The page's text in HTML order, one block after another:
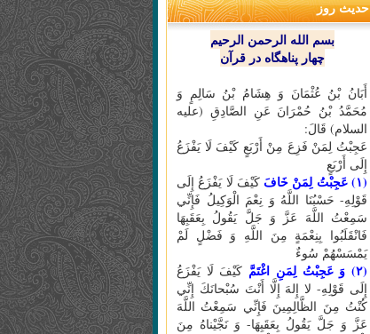
حدیث روز
بسم الله الرحمن الرحیم
چهار پناهگاه در قرآن
أَبَانُ بْنُ عُثْمَانَ وَ هِشَامُ بْنُ سَالِمٍ وَ
مُحَمَّدُ بْنُ حُمْرَانَ عَنِ الصَّادِقِ (علیه
السلام) قَالَ:
عَجِبْتُ لِمَنْ فَزِعَ مِنْ أَرْبَعٍ كَيْفَ لَا يَفْزَعُ
إِلَى أَرْبَعٍ
(۱) عَجِبْتُ لِمَنْ خَافَ
كَيْفَ لَا يَفْزَعُ إِلَى
قَوْلِهِ- حَسْبُنَا اللَّهُ وَ نِعْمَ الْوَكِيلُ فَإِنِّي
سَمِعْتُ اللَّهَ عَزَّ وَ جَلَّ يَقُولُ بِعَقَبِهَا
فَانْقَلَبُوا بِنِعْمَةٍ مِنَ اللَّهِ وَ فَضْلٍ لَمْ
يَمْسَسْهُمْ سُوءٌ
(۲) وَ عَجِبْتُ لِمَنِ اغْتَمَّ
كَيْفَ لَا يَفْزَعُ
إِلَى قَوْلِهِ- لا إِلهَ إِلَّا أَنْتَ سُبْحانَكَ إِنِّي
كُنْتُ مِنَ الظَّالِمِينَ فَإِنِّي سَمِعْتُ اللَّهَ
عَزَّ وَ جَلَّ يَقُولُ بِعَقَبِهَا- وَ نَجَّيْناهُ مِنَ